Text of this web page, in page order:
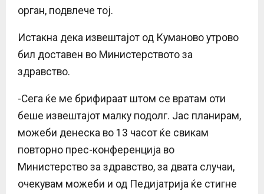
орган, подвлече тој.
Истакна дека извештајот од Куманово утрово
бил доставен во Министерството за
здравство.
-Сега ќе ме брифираат штом се вратам оти
беше извештајот малку подолг. Јас планирам,
можеби денеска во 13 часот ќе свикам
повторно прес-конференција во
Министерство за здравство, за двата случаи,
очекувам можеби и од Педијатрија ќе стигне